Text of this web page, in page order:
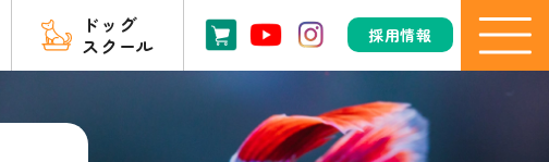
ドッグ
スクール
採用情報